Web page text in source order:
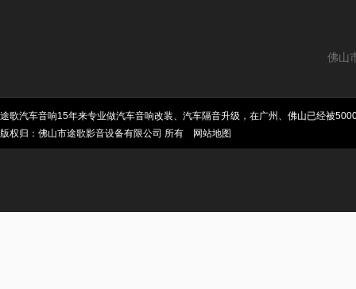
佛山
途歌汽车音响15年来专业做汽车音响改装、汽车隔音升级，在广州、佛山已经被
版权归：佛山市途歌影音设备有限公司 所有
网站地图